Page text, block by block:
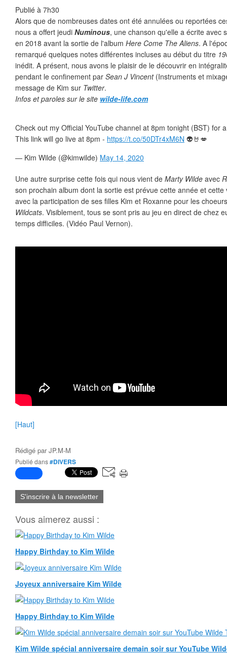
Publié à 7h30
Alors que de nombreuses dates ont été annulées ou reportées
nous a offert jeudi Numinous, une chanson qu'elle a écrite avec
en 2018 avant la sortie de l'album Here Come The Aliens. A
remarqué quelques notes différentes incluses au début du titre
inédit. A présent, nous avons le plaisir de le découvrir en
pendant le confinement par Sean J Vincent(Instruments et
message de Kim sur Twitter.
Infos et paroles sur le site wilde-life.com
Check out my Official YouTube channel at 8pm tonight (BST) for
This link will go live at 8pm - https://t.co/50DTr4xM6N 👽🤘💋
— Kim Wilde (@kimwilde) May 14, 2020
Une autre surprise cette fois qui nous vient de Marty Wilde avec
son prochain album dont la sortie est prévue cette année et
avec la participation de ses filles Kim et Roxanne pour les
Wildcats. Visiblement, tous se sont pris au jeu en direct de chez
temps difficiles. (Vidéo Paul Vernon).
[Haut]
Rédigé parJP.M-M
Publié dans#DIVERS
S'inscrire à la newsletter
Vous aimerez aussi :
Happy Birthday to Kim Wilde
Joyeux anniversaire Kim Wilde
Happy Birthday to Kim Wilde
Kim Wilde spécial anniversaire demain soir sur YouTube